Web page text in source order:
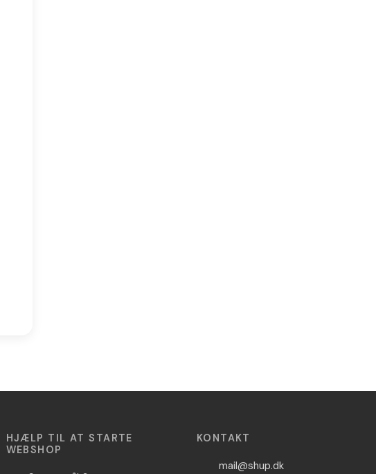
HJÆLP TIL AT STARTE
WEBSHOP
KONTAKT
mail@shup.dk